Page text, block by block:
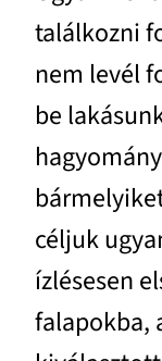
találkozni
nem levél
be
céljuk
ízlésesen
falapokba,